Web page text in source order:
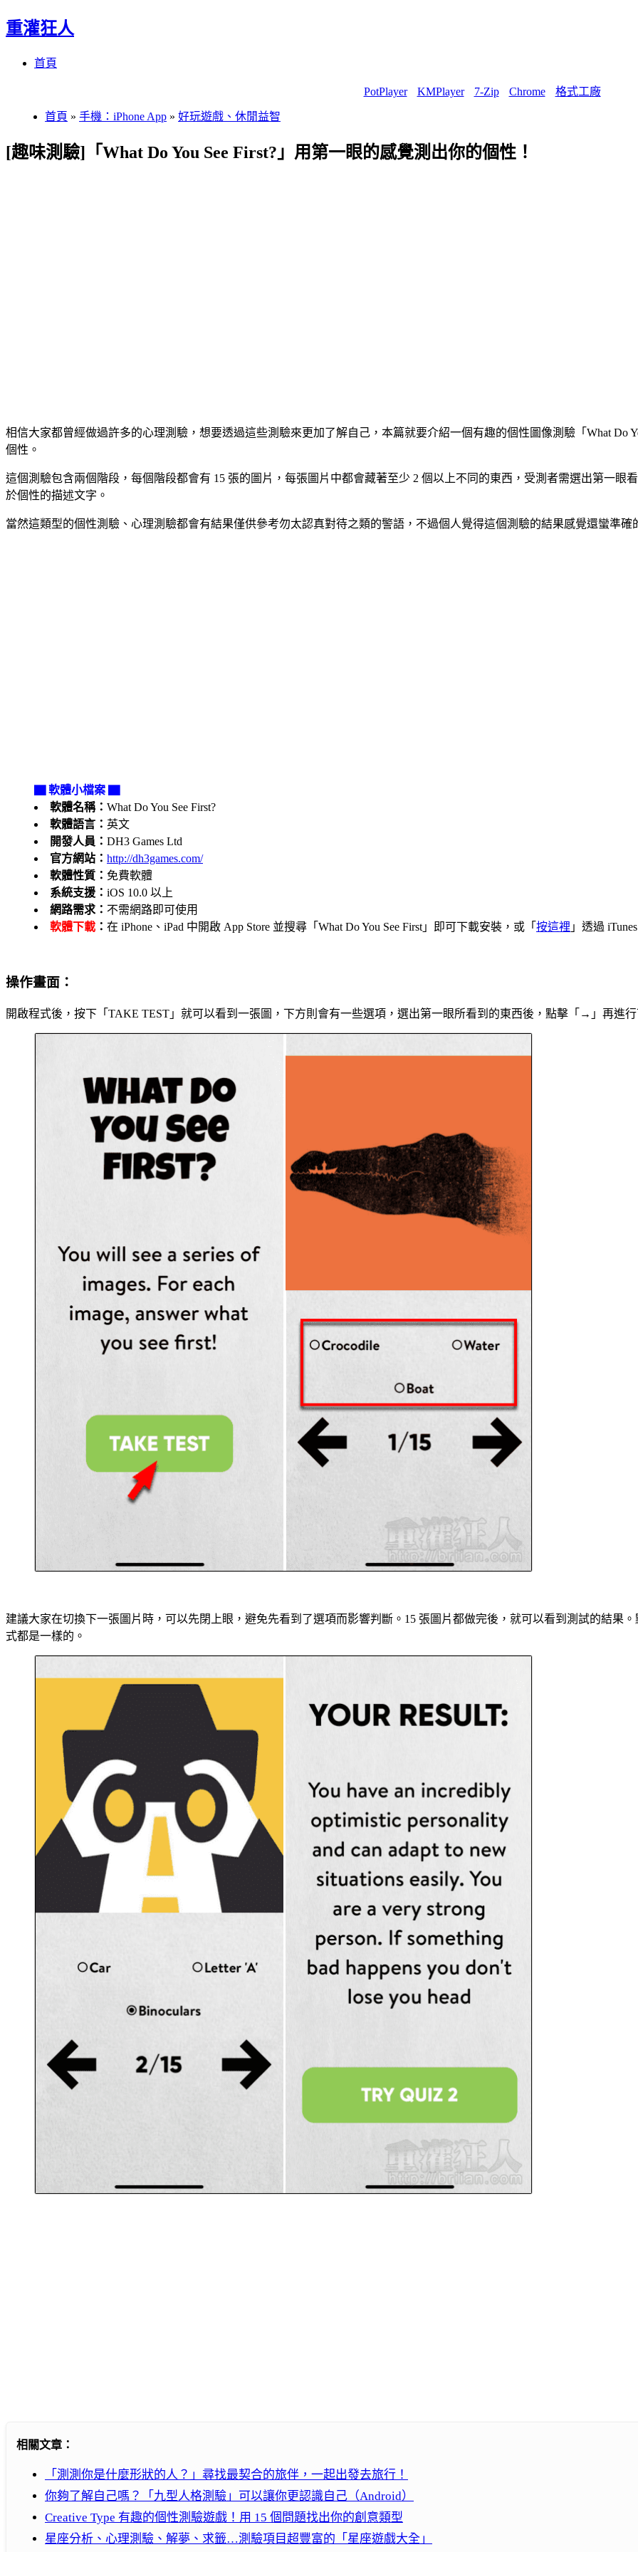
重灌狂人
首頁
PotPlayer KMPlayer 7-Zip Chrome 格式工廠
首頁 » 手機：iPhone App » 好玩遊戲、休閒益智
[趣味測驗]「What Do You See First?」用第一眼的感覺測出你的個性！
相信大家都曾經做過許多的心理測驗，想要透過這些測驗來更加了解自己，本篇就要介紹一個有趣的個性圖像測驗「What Do
個性。
這個測驗包含兩個階段，每個階段都會有 15 張的圖片，每張圖片中都會藏著至少 2 個以上不同的東西，受測者需選出第一眼
於個性的描述文字。
當然這類型的個性測驗、心理測驗都會有結果僅供參考勿太認真對待之類的警語，不過個人覺得這個測驗的結果感覺還蠻準
▇ 軟體小檔案 ▇
軟體名稱： What Do You See First?
軟體語言： 英文
開發人員： DH3 Games Ltd
官方網站： http://dh3games.com/
軟體性質： 免費軟體
系統支援： iOS 10.0 以上
網路需求： 不需網路即可使用
軟體下載 ： 在 iPhone、iPad 中開啟 App Store 並搜尋「What Do You See First」即可下載安裝，或「 按這裡 」透過
操作畫面：
開啟程式後，按下「TAKE TEST」就可以看到一張圖，下方則會有一些選項，選出第一眼所看到的東西後，點擊「→」再進行
建議大家在切換下一張圖片時，可以先閉上眼，避免先看到了選項而影響判斷。15 張圖片都做完後，就可以看到測試的結果
式都是一樣的。
相關文章：
「測測你是什麼形狀的人？」尋找最契合的旅伴，一起出發去旅行！
你夠了解自己嗎？「九型人格測驗」可以讓你更認識自己（Android）
Creative Type 有趣的個性測驗遊戲！用 15 個問題找出你的創意類型
星座分析、心理測驗、解夢、求籤…測驗項目超豐富的「星座遊戲大全」